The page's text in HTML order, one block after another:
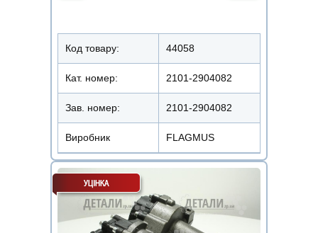
Код товару: 44058
Кат. номер: 2101-2904082
Зав. номер: 2101-2904082
Виробник FLAGMUS